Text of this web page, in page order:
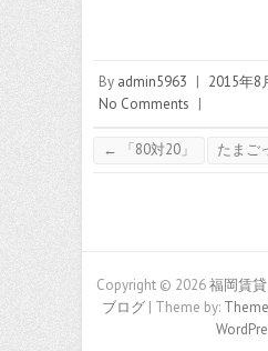
By admin5963 | 2015年8
No Comments |
← 「80対20」 たまご
Copyright © 2026福岡賃
ブログ | Theme by: